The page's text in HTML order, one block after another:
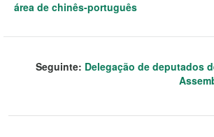
área de chinês-português
Seguinte: Delegação de deputados